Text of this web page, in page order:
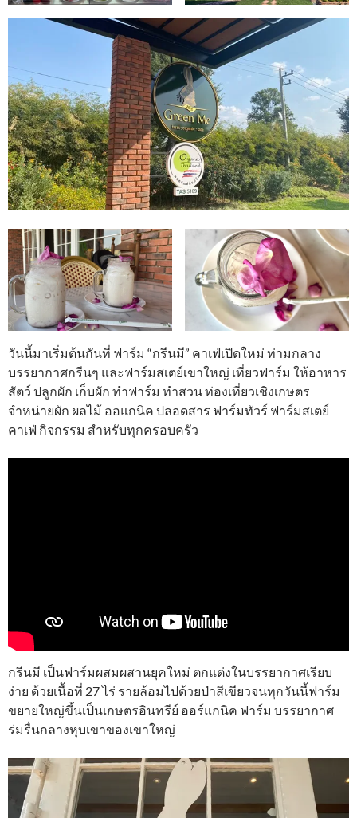
วันนี้มาเริ่มต้นกันที่ ฟาร์ม “กรีนมี” คาเฟ่เปิดใหม่ ท่ามกลาง
บรรยากาศกรีนๆ และฟาร์มสเตย์เขาใหญ่ เที่ยวฟาร์ม ให้อาหาร
สัตว์ ปลูกผัก เก็บผัก ทำฟาร์ม ทำสวน ท่องเที่ยวเชิงเกษตร
จำหน่ายผัก ผลไม้ ออแกนิค ปลอดสาร ฟาร์มทัวร์ ฟาร์มสเตย์
คาเฟ่ กิจกรรม สำหรับทุกครอบครัว
กรีนมี เป็นฟาร์มผสมผสานยุคใหม่ ตกแต่งในบรรยากาศเรียบ
ง่าย ด้วยเนื้อที่ 27 ไร่ รายล้อมไปด้วยป่าสีเขียวจนทุกวันนี้ฟาร์ม
ขยายใหญ่ขึ้นเป็นเกษตรอินทรีย์ ออร์แกนิค ฟาร์ม บรรยากาศ
ร่มรื่นกลางหุบเขาของเขาใหญ่